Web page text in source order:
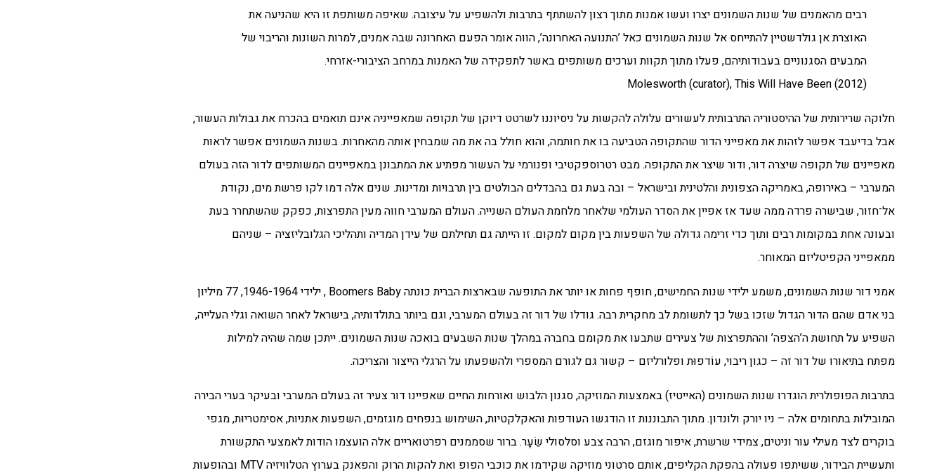
רבים מהאמנים של שנות השמונים יצרו ועשו אמנות מתוך רצון להשתתף בתרבות ולהשפיע על עיצובה. שאיפה משותפת זו היא שהניעה את
האוצרת אן גולדשטיין להתייחס אל שנות השמונים כאל ’התנועה האחרונה’, הווה אומר הפעם האחרונה שבה אמנים, למרות השונות והריבוי של
המבעים הסגנוניים בעבודותיהם, פעלו מתוך תקוות וערכים משותפים באשר לתפקידה של האמנות במרחב הציבורי-אזרחי.
Molesworth (curator), This Will Have Been (2012)
חלוקה שרירותית של ההיסטוריה התרבותית לעשורים עלולה להקשות על ניסיוננו לשרטט דיוקן של תקופה שמאפייניה אינם תואמים בהכרח את גבולות העשור,
אבל בדיעבד אפשר לזהות את מאפייני הדור שהתקופה הטביעה בו את חותמה, והוא חולל בה את מה שמבחין אותה מהאחרות. בשנות השמונים אפשר לראות
מאפיינים של תקופה שיצרה דור, ודור שיצר את התקופה. מבט רטרוספקטיבי ופנורמי על העשור מפתיע את המתבונן במאפיינים המשותפים לדור הזה בעולם
המערבי – באירופה, באמריקה הצפונית והלטינית ובישראל – ובה בעת גם בהבדלים הבולטים בין תרבויות ומדינות. שנים אלה דמו לקו פרשת מים, נקודת
אל־חזור, שבישרה פרדה ממה שעד אז אפיין את הסדר העולמי שלאחר מלחמת העולם השנייה. העולם המערבי חווה מעין התפרצות, כפקק שהשתחרר בעת
ובעונה אחת במקומות רבים ותוך כדי זרימה גדולה של השפעות בין מקום למקום. זו הייתה גם תחילתם של עידן המדיה ותהליכי הגלובליזציה – שניהם
ממאפייני הקפיטליזם המאוחר.
אמני דור שנות השמונים, משמע ילידי שנות החמישים, חופף פחות או יותר את התופעה שבארצות הברית כונתה Boomers Baby , ילידי 1946-1964, 77 מיליון
בני אדם שהם הדור הגדול שזכו בשל כך לתשומת לב מחקרית רבה. גודלו של דור זה בעולם המערבי, וגם ביותר בתולדותיה, בישראל לאחר השואה וגלי העלייה,
השפיע על תחושת ה’הצפה’ וההתפרצות של צעירים שתבעואת מקומם בחברה במהלך שנות השבעים בואכה שנות השמונים.ייתכן שמה שהיה למילות
מפתח בתיאורו של דור זה – כגון ריבוי, עוֹדפוּת ופלורליזם – קשור גם לגורם המספרי ולהשפעתו עלהרגלי הייצור והצריכה.
בתרבות הפופולרית הוגדרו שנות השמונים (האייטיז) באמצעות המוזיקה,סגנון הלבוש ואורחות החיים שאפיינו דור צעיר זה בעולם המערבי ובעיקר בערי הבירה
המובילותבתחומים אלה – ניו יורק ולונדון. מתוך התבוננות זו הודגשו העודפות והאקלקטיות, השימוש בנפחים מוגזמים, השפעות אתניות, אסימטריוּת, מגפי
בוקרים לצד מעילי עור וניטים, צמידי שרשרת, איפור מוגזם, הרבה צבע וסלסולי שֵׂעָר. ברור שסממנים רפרטואריים אלה הועצמו הודותלאמצעי התקשורת
ותעשיית הבידור, ששיתפו פעולה בהפקת הקליפים, אותם סרטוני מוזיקה
שקידמו את כוכבי הפופ ואת להקות הרוק והפאנק בערוץ הטלוויזיה MTV ובהופעות